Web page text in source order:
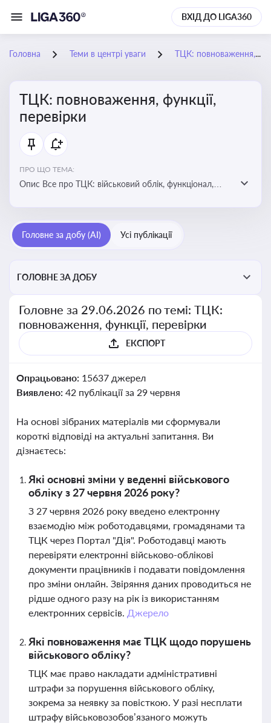
ВХІД ДО LIGA360
Головна Теми в центрі уваги ТЦК: повноваження, функції, перевірки
ТЦК: повноваження, функції,
перевірки
ПРО ЩО ТЕМА:
Опис Все про ТЦК: військовий облік, функціонал,
Головне за добу (AI) Усі публікації
ГОЛОВНЕ ЗА ДОБУ
Головне за 29.06.2026 по темі: ТЦК:
повноваження, функції, перевірки
ЕКСПОРТ
Опрацьовано: 15637 джерел
Виявлено: 42 публікації за 29 червня
На основі зібраних матеріалів ми сформували
короткі відповіді на актуальні запитання. Ви
дізнаєтесь:
Які основні зміни у веденні військового
обліку з 27 червня 2026 року?
З 27 червня 2026 року введено електронну
взаємодію між роботодавцями, громадянами та
ТЦК через Портал "Дія". Роботодавці мають
перевіряти електронні військово-облікові
документи працівників і подавати повідомлення
про зміни онлайн. Звіряння даних проводиться не
рідше одного разу на рік із використанням
електронних сервісів. Джерело
Які повноваження має ТЦК щодо порушень
військового обліку?
ТЦК має право накладати адміністративні
штрафи за порушення військового обліку,
зокрема за неявку за повісткою. У разі несплати
штрафу військовозобов’язаного можуть